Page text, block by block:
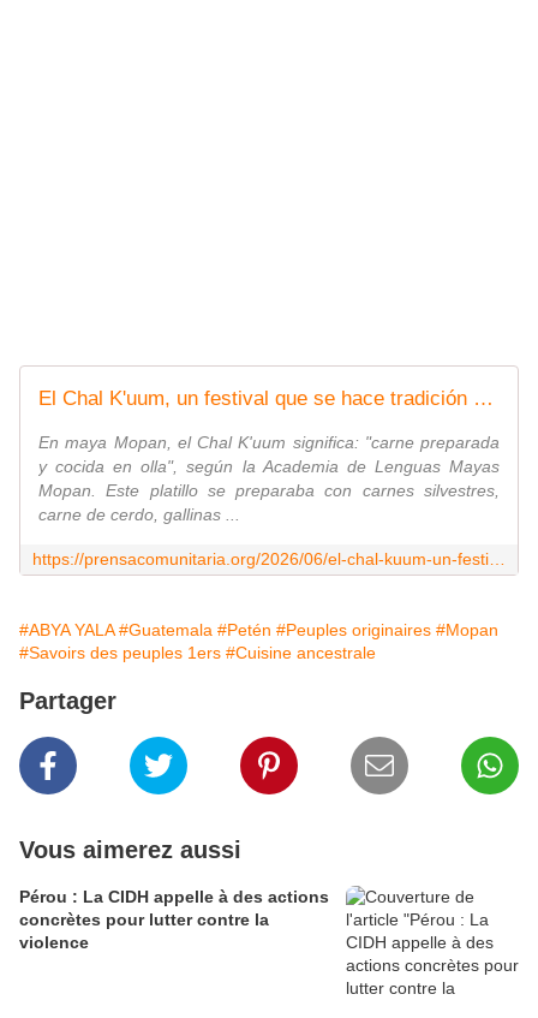
El Chal K'uum, un festival que se hace tradición en Dolores, Petén
En maya Mopan, el Chal K'uum significa: "carne preparada
y cocida en olla", según la Academia de Lenguas Mayas
Mopan. Este platillo se preparaba con carnes silvestres,
carne de cerdo, gallinas ...
#ABYA YALA #Guatemala #Petén #Peuples originaires #Mopan
#Savoirs des peuples 1ers #Cuisine ancestrale
Partager
Vous aimerez aussi
Pérou : La CIDH appelle à des actions
concrètes pour lutter contre la
violence